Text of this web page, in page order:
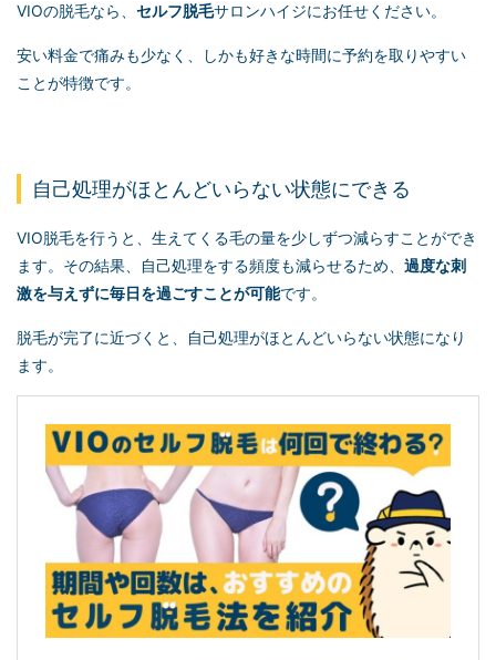
VIOの脱毛なら、 セルフ脱毛サロンハイジにお任せください。
安い料金で痛みも少なく、しかも好きな時間に予約を取りやすい
ことが特徴です。
自己処理がほとんどいらない状態にできる
VIO脱毛を行うと、生えてくる毛の量を少しずつ減らすことができ
ます。その結果、自己処理をする頻度も減らせるため、 過度な刺
激を与えずに毎日を過ごすことが可能です。
脱毛が完了に近づくと、自己処理がほとんどいらない状態になり
ます。